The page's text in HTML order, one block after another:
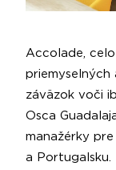
Accolade,
priemyselných
záväzok voči
Osca
manažérky
a Portugalsku.